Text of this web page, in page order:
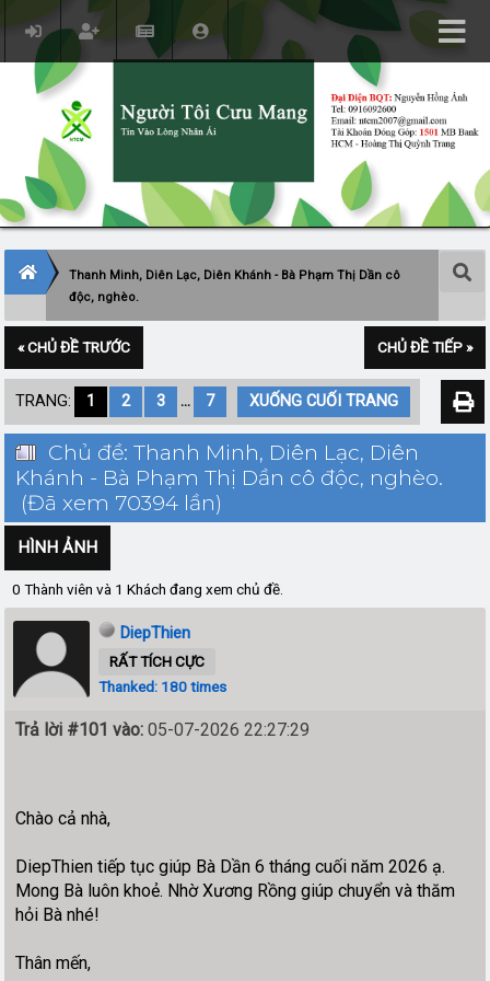
Thanh Minh, Diên Lạc, Diên Khánh - Bà Phạm Thị Dần cô
độc, nghèo.
« CHỦ ĐỀ TRƯỚC CHỦ ĐỀ TIẾP »
TRANG: 1 2 3 ... 7 XUỐNG CUỐI TRANG
Chủ đề: Thanh Minh, Diên Lạc, Diên
Khánh - Bà Phạm Thị Dần cô độc, nghèo.
(Đã xem 70394 lần)
HÌNH ẢNH
0 Thành viên và 1 Khách đang xem chủ đề.
DiepThien
RẤT TÍCH CỰC
Thanked: 180 times
Trả lời #101 vào: 05-07-2026 22:27:29
Chào cả nhà,
DiepThien tiếp tục giúp Bà Dần 6 tháng cuối năm 2026 ạ.
Mong Bà luôn khoẻ. Nhờ Xương Rồng giúp chuyển và thăm
hỏi Bà nhé!
Thân mến,